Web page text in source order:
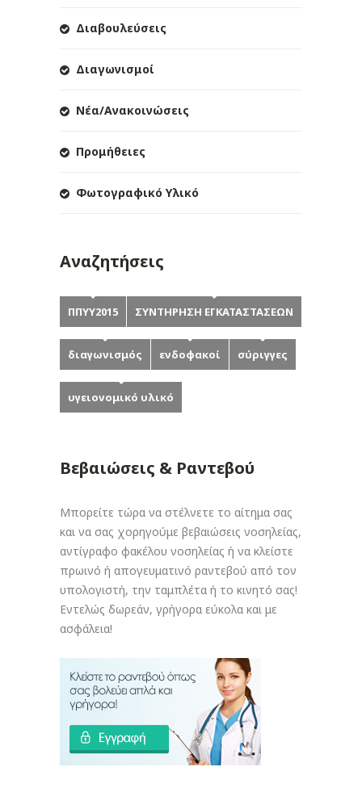
Διαβουλεύσεις
Διαγωνισμοί
Νέα/Ανακοινώσεις
Προμήθειες
Φωτογραφικό Υλικό
Αναζητήσεις
ΠΠΥΥ2015 ΣΥΝΤΗΡΗΣΗ ΕΓΚΑΤΑΣΤΑΣΕΩΝ
διαγωνισμός ενδοφακοί σύριγγες
υγειονομικό υλικό
Βεβαιώσεις & Ραντεβού
Μπορείτε τώρα να στέλνετε το αίτημα σας
και να σας χορηγούμε βεβαιώσεις νοσηλείας,
αντίγραφο φακέλου νοσηλείας ή να κλείστε
πρωινό ή απογευματινό ραντεβού από τον
υπολογιστή, την ταμπλέτα ή το κινητό σας!
Εντελώς δωρεάν, γρήγορα εύκολα και με
ασφάλεια!